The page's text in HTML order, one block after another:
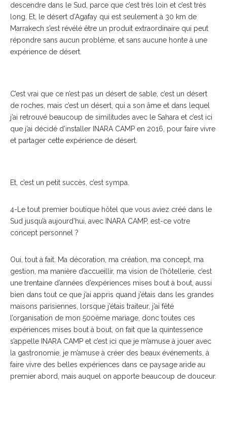
descendre dans le Sud, parce que c’est très loin et c’est très
long. Et, le désert d’Agafay qui est seulement à 30 km de
Marrakech s’est révélé être un produit extraordinaire qui peut
répondre sans aucun problème, et sans aucune honte à une
expérience de désert.
C’est vrai que ce n’est pas un désert de sable, c’est un désert
de roches, mais c’est un désert, qui a son âme et dans lequel
j’ai retrouvé beaucoup de similitudes avec le Sahara et c’est ici
que j’ai décidé d’installer INARA CAMP en 2016, pour faire vivre
et partager cette expérience de désert.
Et, c’est un petit succès, c’est sympa.
4-Le tout premier boutique hôtel que vous aviez créé dans le
Sud jusqu’à aujourd’hui, avec INARA CAMP, est-ce votre
concept personnel ?
Oui, tout à fait. Ma décoration, ma création, ma concept, ma
gestion, ma manière d’accueillir, ma vision de l’hôtellerie, c’est
une trentaine d’années d’expériences mises bout à bout, aussi
bien dans tout ce que j’ai appris quand j’étais dans les grandes
maisons parisiennes, lorsque j’étais traiteur, j’ai fêté
l’organisation de mon 500ème mariage, donc toutes ces
expériences mises bout à bout, on fait que la quintessence
s’appelle INARA CAMP et c’est ici que je m’amuse à jouer avec
la gastronomie, je m’amuse à créer des beaux événements, à
faire vivre des belles expériences dans ce paysage aride au
premier abord, mais auquel on apporte beaucoup de douceur.